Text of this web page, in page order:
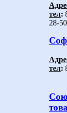
тел:
28-50
тел: